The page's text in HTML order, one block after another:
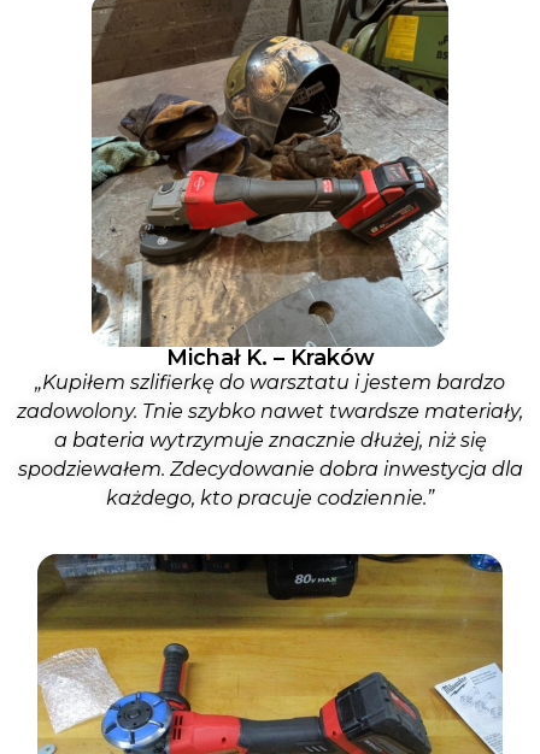
Michał K. – Kraków
„Kupiłem szlifierkę do warsztatu i jestem bardzo
zadowolony. Tnie szybko nawet twardsze materiały,
a bateria wytrzymuje znacznie dłużej, niż się
spodziewałem. Zdecydowanie dobra inwestycja dla
każdego, kto pracuje codziennie.”